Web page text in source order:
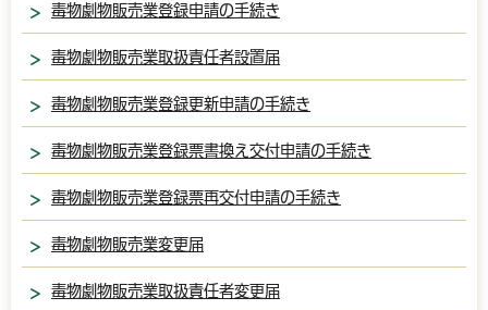
毒物劇物販売業登録申請の手続き
毒物劇物販売業取扱責任者設置届
毒物劇物販売業登録更新申請の手続き
毒物劇物販売業登録票書換え交付申請の手続き
毒物劇物販売業登録票再交付申請の手続き
毒物劇物販売業変更届
毒物劇物販売業取扱責任者変更届